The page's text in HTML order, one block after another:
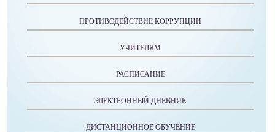
ПРОТИВОДЕЙСТВИЕ КОРРУПЦИИ
УЧИТЕЛЯМ
РАСПИСАНИЕ
ЭЛЕКТРОННЫЙ ДНЕВНИК
ДИСТАНЦИОННОЕ ОБУЧЕНИЕ